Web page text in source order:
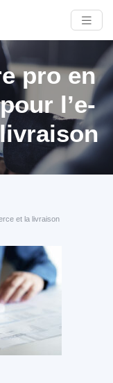
pro en
l’e-
et la livraison